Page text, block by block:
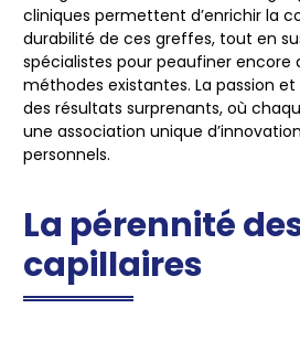
cliniques permettent d’enrichir la
durabilité de ces greffes, tout en
spécialistes pour peaufiner encore
méthodes existantes. La passion
des résultats surprenants, où
une association unique
personnels.
La pérennité
capillaires